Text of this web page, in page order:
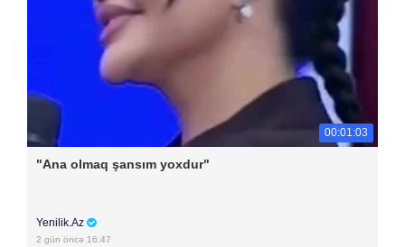
00:01:03
"Ana olmaq şansım yoxdur"
Yenilik.Az
2 gün öncə 16:47